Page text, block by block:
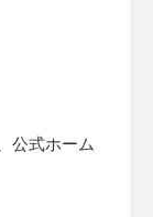
公式ホーム